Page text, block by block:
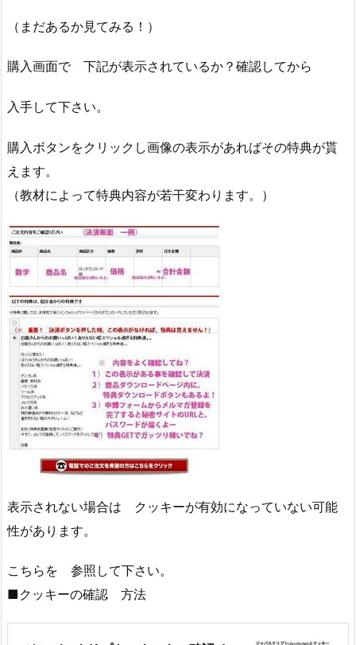
（まだあるか見てみる！）
購入画面で 下記が表示されているか？確認してから
入手して下さい。
購入ボタンをクリックし画像の表示があればその特典が貰
えます。
（教材によって特典内容が若干変わります。）
表示されない場合は クッキーが有効になっていない可能
性があります。
こちらを 参照して下さい。
■クッキーの確認 方法